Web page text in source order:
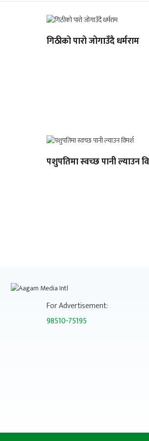
गिठीको पारो जोगाउँदै धर्मराम
पशुपतिमा स्वच्छ पानी ल्याउन
For Advertisement:
98510-75195